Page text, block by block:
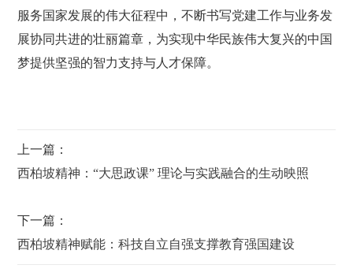
服务国家发展的伟大征程中，不断书写党建工作与业务发
展协同共进的壮丽篇章，为实现中华民族伟大复兴的中国
梦提供坚强的智力支持与人才保障。
上一篇：
西柏坡精神：“大思政课” 理论与实践融合的生动映照
下一篇：
西柏坡精神赋能：科技自立自强支撑教育强国建设